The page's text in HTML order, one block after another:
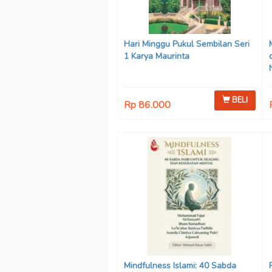
Hari Minggu Pukul Sembilan Seri
1 Karya Maurinta
Rp 86.000 BELI
Mindfulness Islami: 40 Sabda